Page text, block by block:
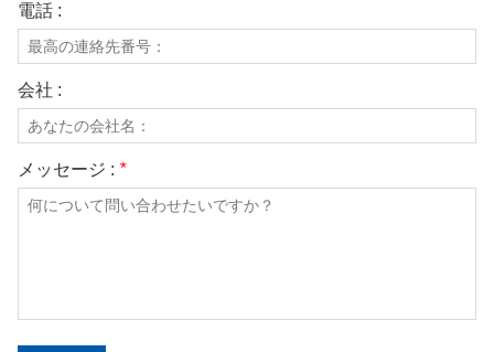
電話 :
会社 :
メッセージ : *